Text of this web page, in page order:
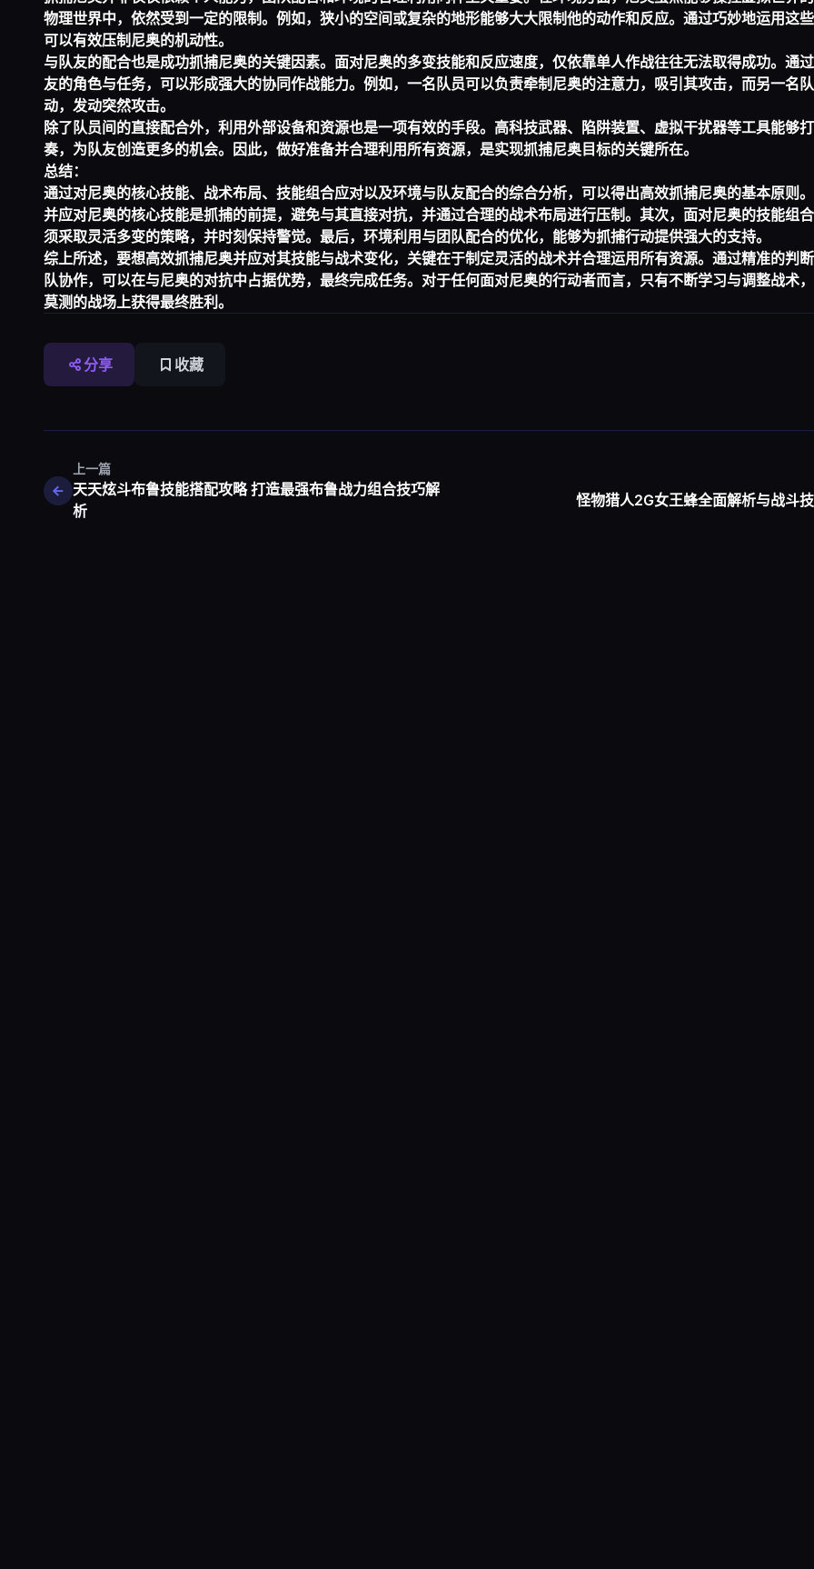
物理世界中，依然受到一定的限制。例如，狭小的空间或复杂的地形能够大大限制他的动作和反应。通过巧妙地运用这些
可以有效压制尼奥的机动性。
与队友的配合也是成功抓捕尼奥的关键因素。面对尼奥的多变技能和反应速度，仅依靠单人作战往往无法取得成功。通
友的角色与任务，可以形成强大的协同作战能力。例如，一名队员可以负责牵制尼奥的注意力，吸引其攻击，而另一名
动，发动突然攻击。
除了队员间的直接配合外，利用外部设备和资源也是一项有效的手段。高科技武器、陷阱装置、虚拟干扰器等工具能够
奏，为队友创造更多的机会。因此，做好准备并合理利用所有资源，是实现抓捕尼奥目标的关键所在。
总结：
通过对尼奥的核心技能、战术布局、技能组合应对以及环境与队友配合的综合分析，可以得出高效抓捕尼奥的基本原则
并应对尼奥的核心技能是抓捕的前提，避免与其直接对抗，并通过合理的战术布局进行压制。其次，面对尼奥的技能组
须采取灵活多变的策略，并时刻保持警觉。最后，环境利用与团队配合的优化，能够为抓捕行动提供强大的支持。
综上所述，要想高效抓捕尼奥并应对其技能与战术变化，关键在于制定灵活的战术并合理运用所有资源。通过精准的判
队协作，可以在与尼奥的对抗中占据优势，最终完成任务。对于任何面对尼奥的行动者而言，只有不断学习与调整战术
莫测的战场上获得最终胜利。
分享 收藏
上一篇
天天炫斗布鲁技能搭配攻略 打造最强布鲁战力组合技巧解
析
怪物猎人2G女王蜂全面解析与战斗